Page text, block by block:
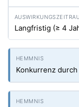
Langfristig (≥ 4
Konkurrenz